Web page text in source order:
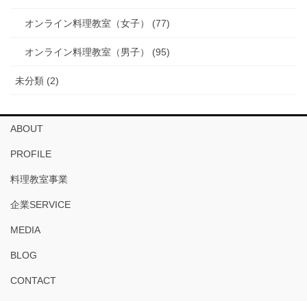
オンライン料理教室（女子） (77)
オンライン料理教室（男子） (95)
未分類 (2)
ABOUT
PROFILE
料理教室事業
企業SERVICE
MEDIA
BLOG
CONTACT